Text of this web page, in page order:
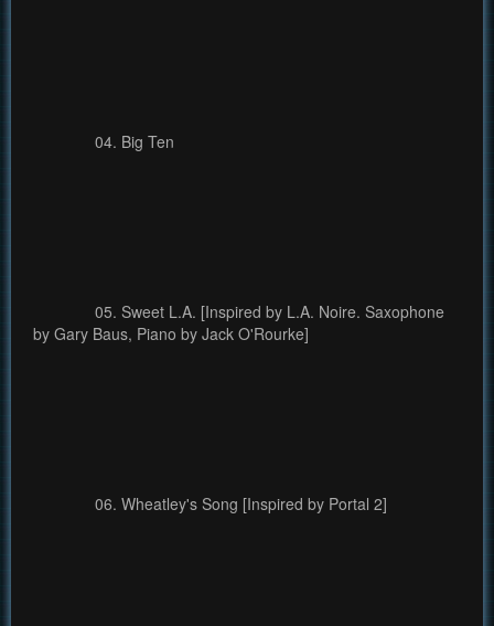
04. Big Ten
05. Sweet L.A. [Inspired by L.A. Noire. Saxophone
by Gary Baus, Piano by Jack O'Rourke]
06. Wheatley's Song [Inspired by Portal 2]